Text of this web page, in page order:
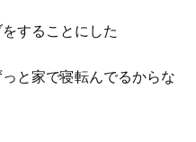
することにした
と家で寝転んでるからな